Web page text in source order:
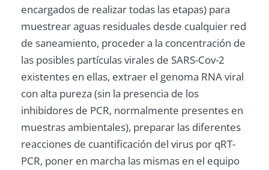
encargados de realizar todas las etapas) para
muestrear aguas residuales desde cualquier red
de saneamiento, proceder a la concentración de
las posibles partículas virales de SARS-Cov-2
existentes en ellas, extraer el genoma RNA viral
con alta pureza (sin la presencia de los
inhibidores de PCR, normalmente presentes en
muestras ambientales), preparar las diferentes
reacciones de cuantificación del virus por qRT-
PCR, poner en marcha las mismas en el equipo